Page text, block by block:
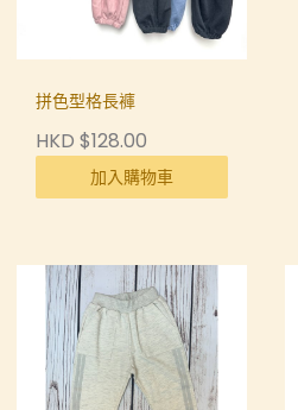
拼色型格長褲
HKD $128.00
加入購物車